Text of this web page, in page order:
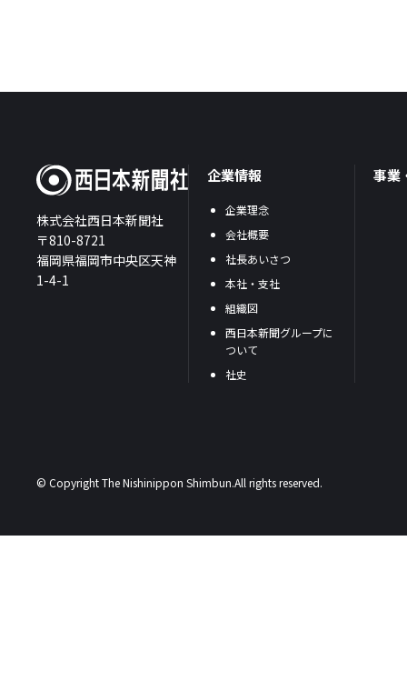
株式会社西日本新聞社
〒810-8721
福岡県福岡市中央区天神
1-4-1
企業情報
企業理念
会社概要
社長あいさつ
本社・支社
組織図
西日本新聞グループに
ついて
社史
事業
© Copyright The Nishinippon Shimbun.All rights reserved.